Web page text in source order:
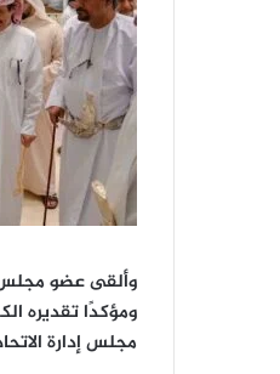
وألقى عضو مجلس
ومؤكدًا تقديره
مجلس إدارة